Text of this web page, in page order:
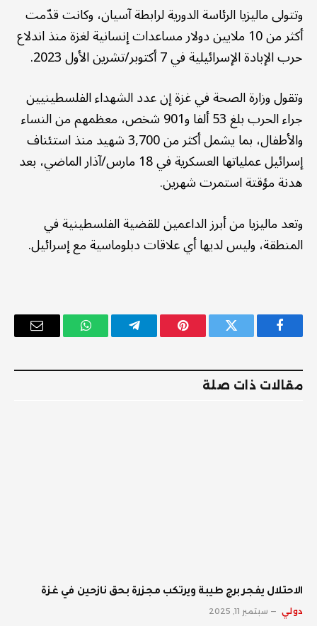
وتتولى ماليزيا الرئاسة الدورية لرابطة آسيان، وكانت قدّمت
أكثر من 10 ملايين دولار مساعدات إنسانية لغزة منذ اندلاع
حرب الإبادة الإسرائيلية في 7 أكتوبر/تشرين الأول 2023.
وتقول وزارة الصحة في غزة إن عدد الشهداء الفلسطينيين
جراء الحرب بلغ 53 ألفا و901 شخص، معظمهم من النساء
والأطفال، بما يشمل أكثر من 3,700 شهيد منذ استئناف
إسرائيل عملياتها العسكرية في 18 مارس/آذار الماضي، بعد
هدنة مؤقتة استمرت شهرين.
وتعد ماليزيا من أبرز الداعمين للقضية الفلسطينية في
المنطقة، وليس لديها أي علاقات دبلوماسية مع إسرائيل.
فيسبوك تويتر بينتيريستتيلقرام واتساب
البريد
مقالات ذات صلة
الاحتلال يفجر برج طيبة ويرتكب مجزرة بحق نازحين في غزة
دولي سبتمبر 11, 2025